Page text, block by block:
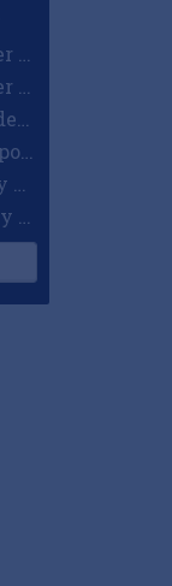
EK Retail Customer Support Omnichannel